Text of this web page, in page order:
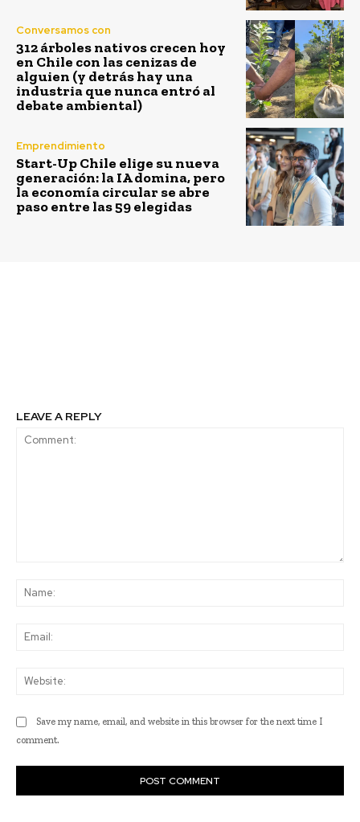
Conversamos con
312 árboles nativos crecen hoy
en Chile con las cenizas de
alguien (y detrás hay una
industria que nunca entró al
debate ambiental)
Emprendimiento
Start-Up Chile elige su nueva
generación: la IA domina, pero
la economía circular se abre
paso entre las 59 elegidas
LEAVE A REPLY
Save my name, email, and website in this browser for the next time I
comment.